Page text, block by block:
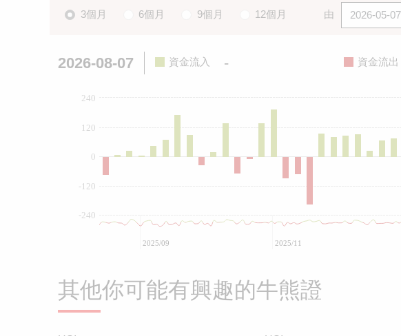
3個月 6個月 9個月 12個月 由
2026-08-07 資金流入 - 資金流出
0
-240
-120
120
240
2025/09 2025/11
其他你可能有興趣的牛熊證